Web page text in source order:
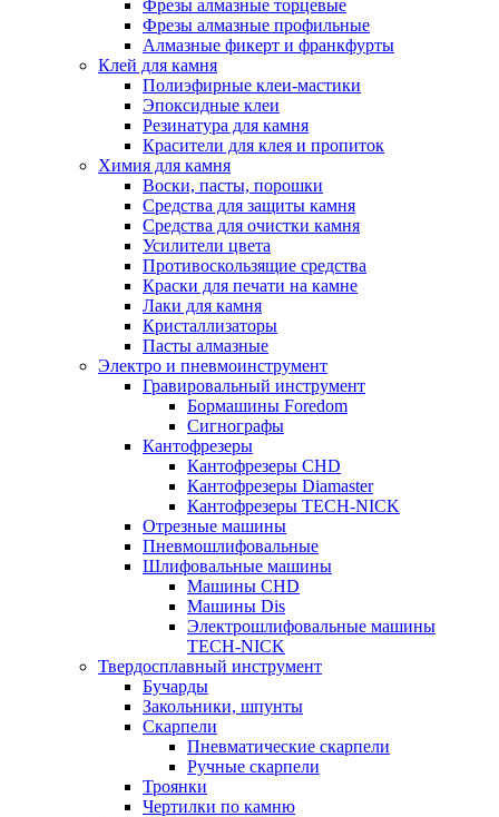
Фрезы алмазные торцевые
Фрезы алмазные профильные
Алмазные фикерт и франкфурты
Клей для камня
Полиэфирные клеи-мастики
Эпоксидные клеи
Резинатура для камня
Красители для клея и пропиток
Химия для камня
Воски, пасты, порошки
Средства для защиты камня
Средства для очистки камня
Усилители цвета
Противоскользящие средства
Краски для печати на камне
Лаки для камня
Кристаллизаторы
Пасты алмазные
Электро и пневмоинструмент
Гравировальный инструмент
Бормашины Foredom
Сигнографы
Кантофрезеры
Кантофрезеры CHD
Кантофрезеры Diamaster
Кантофрезеры TECH-NICK
Отрезные машины
Пневмошлифовальные
Шлифовальные машины
Машины CHD
Машины Dis
Электрошлифовальные машины
TECH-NICK
Твердосплавный инструмент
Бучарды
Закольники, шпунты
Скарпели
Пневматические скарпели
Ручные скарпели
Троянки
Чертилки по камню